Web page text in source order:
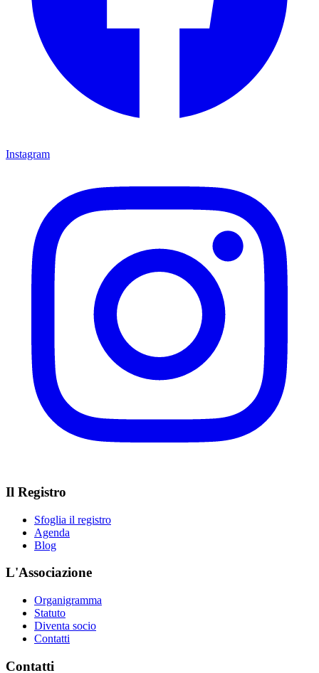
Instagram
Il Registro
Sfoglia il registro
Agenda
Blog
L'Associazione
Organigramma
Statuto
Diventa socio
Contatti
Contatti